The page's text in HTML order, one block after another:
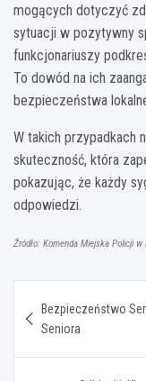
mogących dotyczyć
sytuacji w pozytywny
funkcjonariuszy
To dowód na ich
bezpieczeństwa
W takich przypadkach
skuteczność, która
pokazując, że każdy
odpowiedzi.
Źródło: Komenda Miejska Policji w
wpisu
Bezpieczeństwo
Seniora